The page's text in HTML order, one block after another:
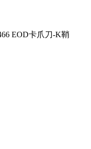
EOD卡爪刀-K鞘